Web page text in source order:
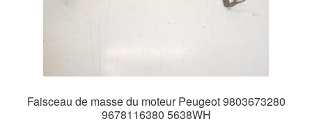
Faisceau de masse du moteur Peugeot 9803673280
9678116380 5638WH